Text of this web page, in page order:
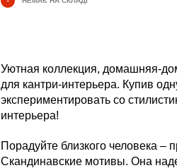
Уютная коллекция, домашняя-
для кантри-интерьера. Купив
экспериментировать со
интерьера!
Порадуйте близкого человека –
Скандинавские мотивы. Она